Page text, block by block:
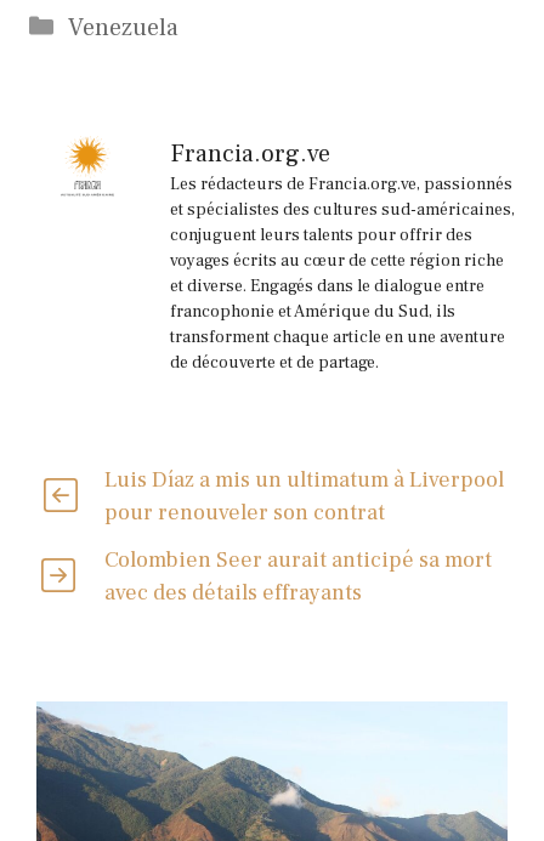
Catégories
Venezuela
Francia.org.ve
Les rédacteurs de Francia.org.ve, passionnés
et spécialistes des cultures sud-américaines,
conjuguent leurs talents pour offrir des
voyages écrits au cœur de cette région riche
et diverse. Engagés dans le dialogue entre
francophonie et Amérique du Sud, ils
transforment chaque article en une aventure
de découverte et de partage.
Luis Díaz a mis un ultimatum à Liverpool
pour renouveler son contrat
Colombien Seer aurait anticipé sa mort
avec des détails effrayants